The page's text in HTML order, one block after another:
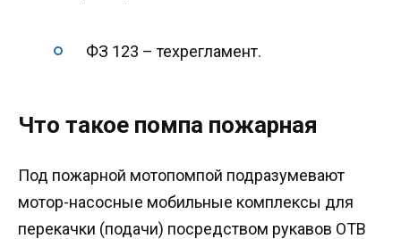
ФЗ 123 – техрегламент.
Что такое помпа пожарная
Под пожарной мотопомпой подразумевают
мотор-насосные мобильные комплексы для
перекачки (подачи) посредством рукавов ОТВ